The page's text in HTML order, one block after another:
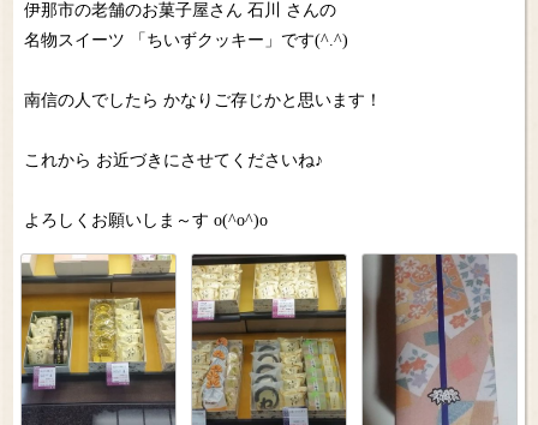
伊那市の老舗のお菓子屋さん 石川 さんの
名物スイーツ 「ちいずクッキー」です(^.^)
南信の人でしたら かなりご存じかと思います！
これから お近づきにさせてくださいね♪
よろしくお願いしま～す o(^o^)o